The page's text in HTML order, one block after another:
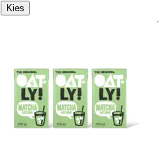
Kies